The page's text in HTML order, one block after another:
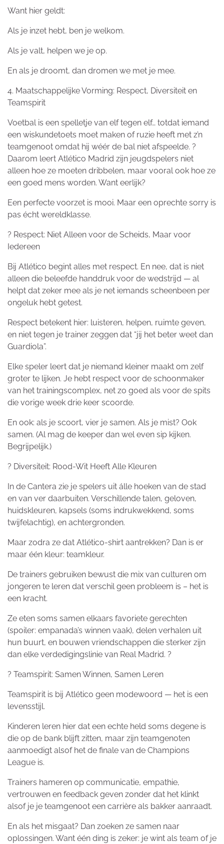
Want hier geldt:
Als je inzet hebt, ben je welkom.
Als je valt, helpen we je op.
En als je droomt, dan dromen we met je mee.
4. Maatschappelijke Vorming: Respect, Diversiteit en
Teamspirit
Voetbal is een spelletje van elf tegen elf… totdat iemand
een wiskundetoets moet maken of ruzie heeft met z’n
teamgenoot omdat hij wéér de bal niet afspeelde. ?
Daarom leert Atlético Madrid zijn jeugdspelers niet
alleen hoe ze moeten dribbelen, maar vooral ook hoe ze
een goed mens worden. Want eerlijk?
Een perfecte voorzet is mooi. Maar een oprechte sorry is
pas écht wereldklasse.
? Respect: Niet Alleen voor de Scheids, Maar voor
Iedereen
Bij Atlético begint alles met respect. En nee, dat is niet
alleen die beleefde handdruk voor de wedstrijd — al
helpt dat zeker mee als je net iemands scheenbeen per
ongeluk hebt getest.
Respect betekent hier: luisteren, helpen, ruimte geven,
en niet tegen je trainer zeggen dat “jij het beter weet dan
Guardiola”.
Elke speler leert dat je niemand kleiner maakt om zelf
groter te lijken. Je hebt respect voor de schoonmaker
van het trainingscomplex, net zo goed als voor de spits
die vorige week drie keer scoorde.
En ook: als je scoort, vier je samen. Als je mist? Ook
samen. (Al mag de keeper dan wel even sip kijken.
Begrijpelijk.)
? Diversiteit: Rood-Wit Heeft Alle Kleuren
In de Cantera zie je spelers uit álle hoeken van de stad
en van ver daarbuiten. Verschillende talen, geloven,
huidskleuren, kapsels (soms indrukwekkend, soms
twijfelachtig), en achtergronden.
Maar zodra ze dat Atlético-shirt aantrekken? Dan is er
maar één kleur: teamkleur.
De trainers gebruiken bewust die mix van culturen om
jongeren te leren dat verschil geen probleem is – het is
een kracht.
Ze eten soms samen elkaars favoriete gerechten
(spoiler: empanada’s winnen vaak), delen verhalen uit
hun buurt, en bouwen vriendschappen die sterker zijn
dan elke verdedigingslinie van Real Madrid. ?
? Teamspirit: Samen Winnen, Samen Leren
Teamspirit is bij Atlético geen modewoord — het is een
levensstijl.
Kinderen leren hier dat een echte held soms degene is
die op de bank blijft zitten, maar zijn teamgenoten
aanmoedigt alsof het de finale van de Champions
League is.
Trainers hameren op communicatie, empathie,
vertrouwen en feedback geven zonder dat het klinkt
alsof je je teamgenoot een carrière als bakker aanraadt.
En als het misgaat? Dan zoeken ze samen naar
oplossingen. Want één ding is zeker: je wint als team of je